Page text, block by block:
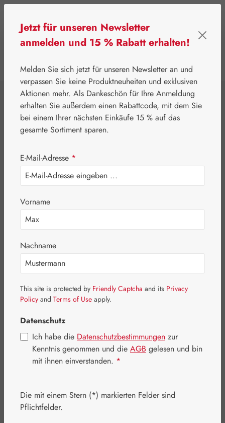
⌂ Gall Pharma Fit-Linie
Haar-Fit Kapseln
Bildergalerie überspringen
Preise inkl. MwSt. zzgl. Versandkosten
Jetzt für unseren Newsletter
anmelden und 15 % Rabatt erhalten!
Melden Sie sich jetzt für unseren Newsletter an und
verpassen Sie keine Produktneuheiten und exklusiven
Aktionen mehr. Als Dankeschön für Ihre Anmeldung
erhalten Sie außerdem einen Rabattcode, mit dem Sie
bei einem Ihrer nächsten Einkäufe 15 % auf das
gesamte Sortiment sparen.
E-Mail-Adresse *
Vorname
Nachname
This site is protected by Friendly Captcha and its Privacy
Policy and Terms of Use apply.
Datenschutz
Ich habe die Datenschutzbestimmungen zur
Kenntnis genommen und die AGB gelesen und bin
mit ihnen einverstanden. *
Die mit einem Stern (*) markierten Felder sind
Pflichtfelder.